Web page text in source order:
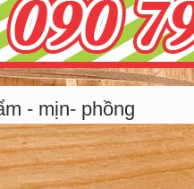
- mịn- phồng